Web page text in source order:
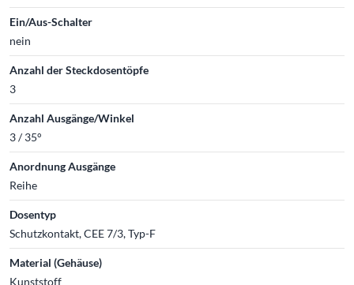
Ein/Aus-Schalter
nein
Anzahl der Steckdosentöpfe
3
Anzahl Ausgänge/Winkel
3 / 35°
Anordnung Ausgänge
Reihe
Dosentyp
Schutzkontakt, CEE 7/3, Typ-F
Material (Gehäuse)
Kunststoff